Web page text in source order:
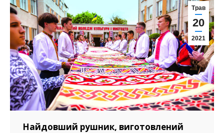
Трав
20
2021
Найдовший рушник, виготовлений